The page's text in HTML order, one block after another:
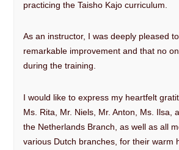
practicing the Taisho Kajo curriculum.
As an instructor, I was deeply pleased
remarkable improvement and that no
during the training.
I would like to express my heartfelt
Ms. Rita, Mr. Niels, Mr. Anton, Ms. Ilsa,
the Netherlands Branch, as well as all
various Dutch branches, for their warm